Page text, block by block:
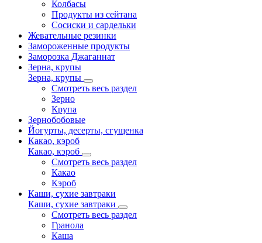
Колбасы
Продукты из сейтана
Сосиски и сардельки
Жевательные резинки
Замороженные продукты
Заморозка Джаганнат
Зерна, крупы
Зерна, крупы
Смотреть весь раздел
Зерно
Крупа
Зернобобовые
Йогурты, десерты, сгущенка
Какао, кэроб
Какао, кэроб
Смотреть весь раздел
Какао
Кэроб
Каши, сухие завтраки
Каши, сухие завтраки
Смотреть весь раздел
Гранола
Каша